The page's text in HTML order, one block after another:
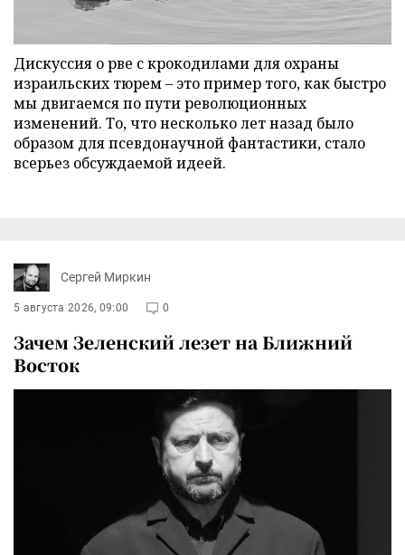
Дискуссия о рве с крокодилами для охраны
израильских тюрем – это пример того, как быстро
мы двигаемся по пути революционных
изменений. То, что несколько лет назад было
образом для псевдонаучной фантастики, стало
всерьез обсуждаемой идеей.
Сергей Миркин
5 августа 2026, 09:00 0
Зачем Зеленский лезет на Ближний
Восток